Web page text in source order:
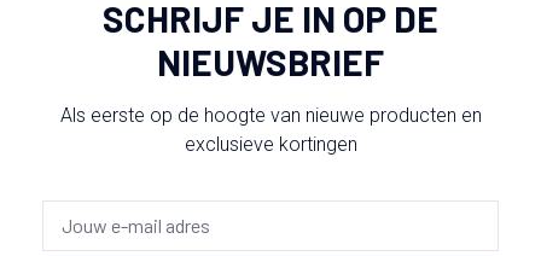
SCHRIJF JE IN OP DE
NIEUWSBRIEF
Als eerste op de hoogte van nieuwe producten en
exclusieve kortingen